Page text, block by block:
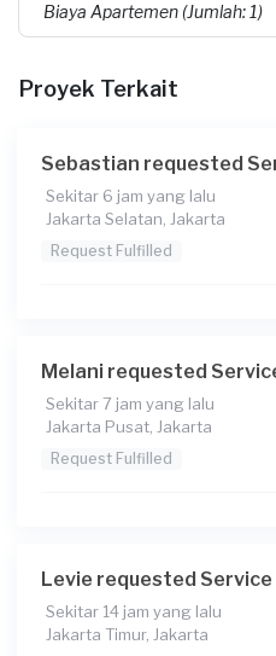
Biaya Apartemen (Jumlah: 1)
23-08-2025
13:00
Berapa budget total untuk
Rp95.000 + Rp11.000 (biaya
Proyek Terkait
Sebastian requested
Sekitar 6 jam yang lalu
Jakarta Selatan, Jakarta
Request Fulfilled
Melani requested
Sekitar 7 jam yang lalu
Jakarta Pusat, Jakarta
Request Fulfilled
Levie requested Service
Sekitar 14 jam yang lalu
Jakarta Timur, Jakarta